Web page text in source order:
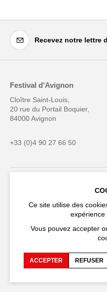
Recevez notre lettre
Festival d'Avignon
Cloître Saint-Louis,
20 rue du Portail Boquier,
84000 Avignon
+33 (0)4 90 27 66 50
Recrutements et appels
Espace équipe
Ce site utilise des
expérience
Vous pouvez accepter
ACCEPTER REFUSER